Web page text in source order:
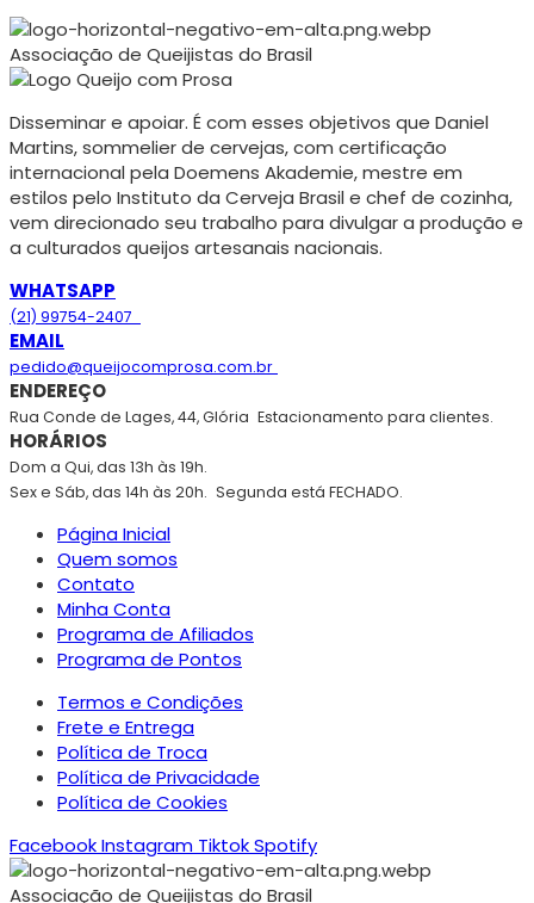
Associação de Queijistas do Brasil
Disseminar e apoiar. É com esses objetivos que Daniel
Martins, sommelier de cervejas, com certificação
internacional pela Doemens Akademie, mestre em
estilos pelo Instituto da Cerveja Brasil e chef de cozinha,
vem direcionado seu trabalho para divulgar a produção e
a culturados queijos artesanais nacionais.
WHATSAPP
(21) 99754-2407
EMAIL
pedido@queijocomprosa.com.br
ENDEREÇO
Rua Conde de Lages, 44, Glória Estacionamento para clientes.
HORÁRIOS
Dom a Qui, das 13h às 19h.
Sex e Sáb, das 14h às 20h. Segunda está FECHADO.
Página Inicial
Quem somos
Contato
Minha Conta
Programa de Afiliados
Programa de Pontos
Termos e Condições
Frete e Entrega
Política de Troca
Política de Privacidade
Política de Cookies
FacebookInstagram TiktokSpotify
Associação de Queijistas do Brasil